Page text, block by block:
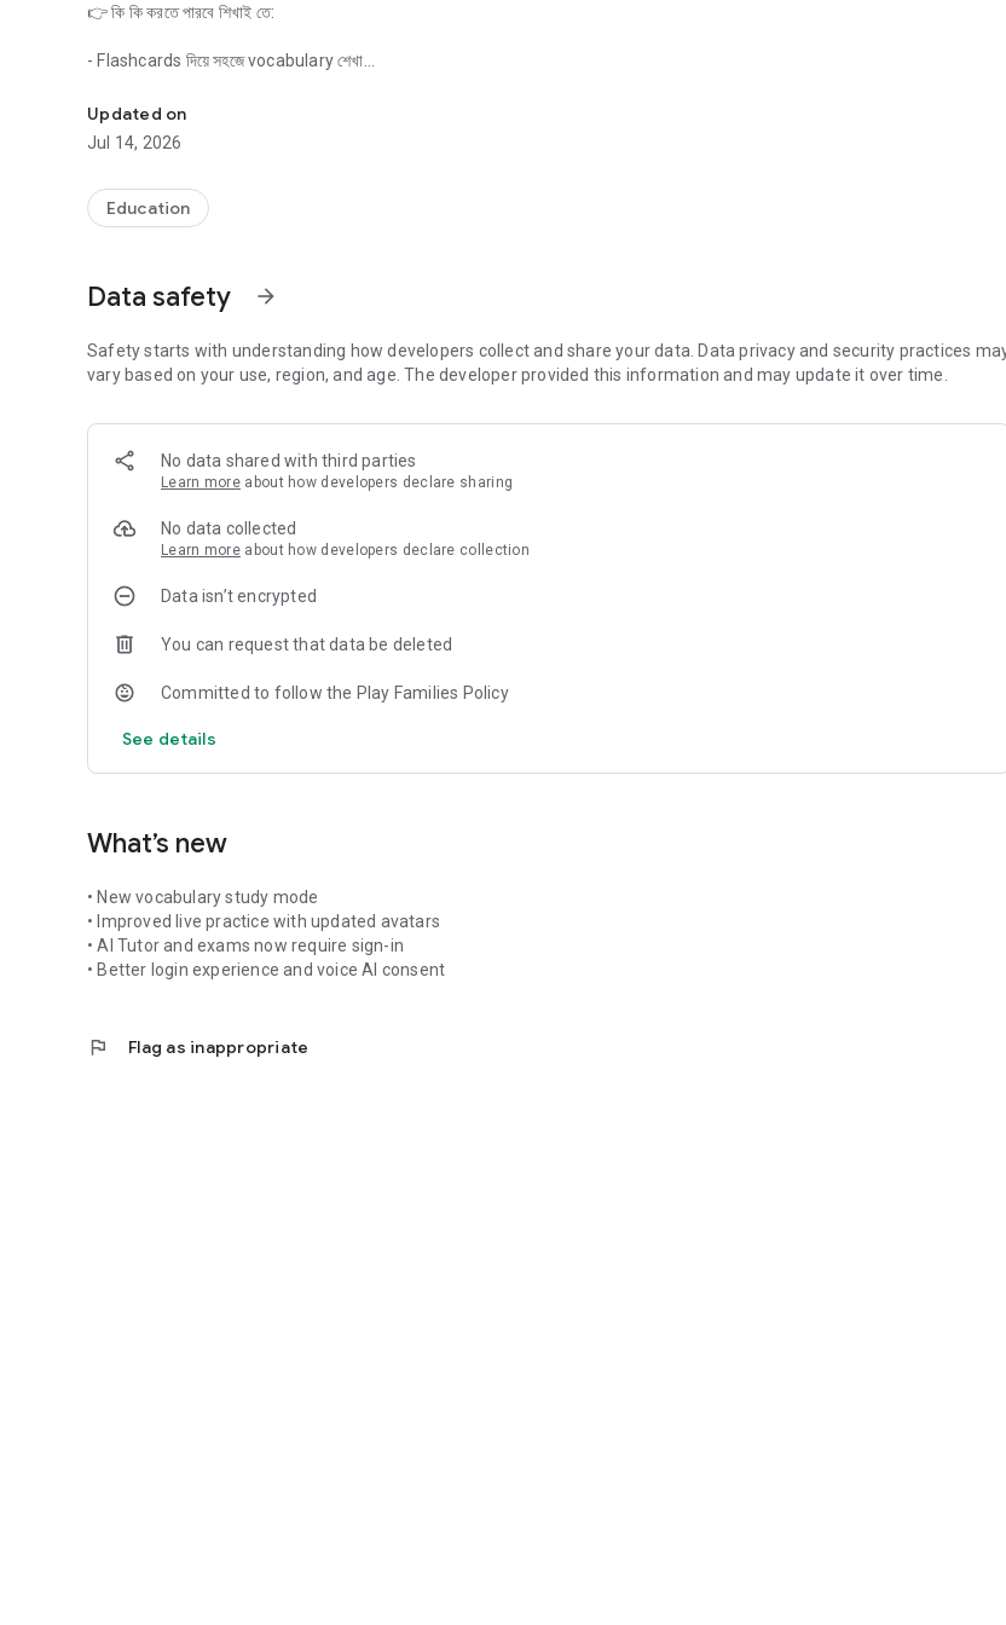
👉 কি কি করতে পারবে শিখাই তে:
- Flashcards দিয়ে সহজে vocabulary শেখা
- Conversation practice দিয়ে শেখা শব্দগুলো ব্যবহার করা
- Personal AI Tutor – সবসময় গাইড করবে
- Matching games – মজা করতে করতে শেখা
শিক্ষা হবে মজার, সহজ আর পারসনালাইজড। আজই ডাউনলোড করো Shikhi AI, আর ইংরেজি হবে তোমার সেরা বন্ধু! 🌟
Updated on
Jul 14, 2026
Education
Data safety arrow_forward
Safety starts with understanding how developers collect and share your data. Data privacy and security practices
vary based on your use, region, and age. The developer provided this information and may update it over time.
No data shared with third parties
Learn more about how developers declare sharing
No data collected
Learn more about how developers declare collection
Data isn’t encrypted
You can request that data be deleted
Committed to follow the Play Families Policy
See details
What’s new
• New vocabulary study mode
• Improved live practice with updated avatars
• AI Tutor and exams now require sign-in
• Better login experience and voice AI consent
flag Flag as inappropriate